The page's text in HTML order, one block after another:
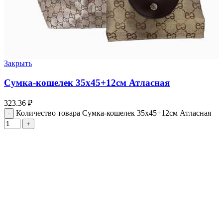
Закрыть
Сумка-кошелек 35х45+12см Атласная
323.36 ₽
Количество товара Сумка-кошелек 35х45+12см Атласная